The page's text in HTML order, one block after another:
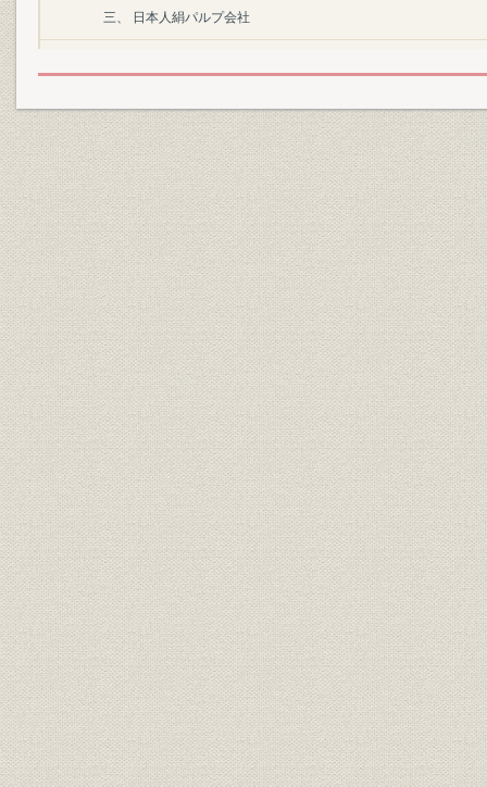
三、 日本人絹パルプ会社
五、 日本パルプ工業会社
六、 山陽パルプ会社
七、 東北振興パルプ会社
八、 錦州パルプ会社
三、 国家総動員法発令と占領地の経営委託
一、 太原紙廠
二、 蘭村紙廠
四、 満支調査部設置と汪兆銘の来朝秘録
一、 民豊造紙廠
二、 広東省営抄紙廠
三、 中国版紙製品公司
五、 新聞雑誌用紙の需給調整
六、 洋紙共販株式会社の設立
七、 生産資材の獲得
八、 昭和十四年以降の紙業界と米英戦への突入
九、 南方地域経営と当社の協力